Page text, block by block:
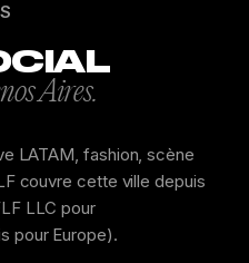
Aires.
LATAM, fashion, scène
couvre cette ville depuis
LLC pour
pour Europe).